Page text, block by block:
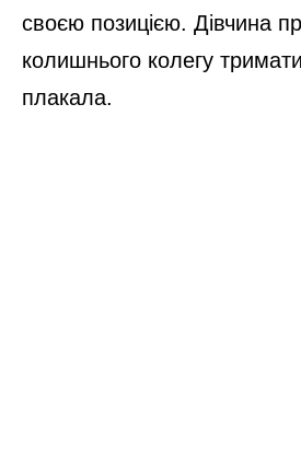
своєю позицією. Дівчина
колишнього колегу
плакала.